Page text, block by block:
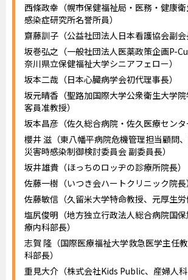
西條政幸（幌市保健福祉局・医務・健康
感染症研究所名誉所員）
齋藤訓子（公益社団法人日本看護協会副会
坂巻弘之（一般社団法人医薬政策企画P-
奈川県立保健福祉大学シニアフェロー）
坂本二哉（日本心臓病学会初代理事長）
坂元晴香（聖路加国際大学公衆衛生大学
客員准教授）
坂本昌彦（佐久総合病院・佐久医療センタ
櫻井 滋（東八幡平病院危機管理担当顧問
災害時感染制御検討委員会 副委員長）
坂井雄貴（ほっちのロッヂの診療所院長）
佐藤一樹（いつき会ハートクリニック院長）
佐藤敏信（久留米大学特命教授、元厚生労
塩尻俊明（地方独立行政法人総合病院国
療内科部長）
志賀 隆（国際医療福祉大学救急医学主任
科部長）
重見大介（株式会社Kids Public、産婦人科